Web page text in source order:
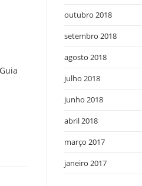
outubro 2018
setembro 2018
agosto 2018
julho 2018
junho 2018
abril 2018
março 2017
janeiro 2017